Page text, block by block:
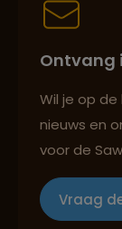
Ontvang
Wil je op
nieuws en
voor de
Vraag